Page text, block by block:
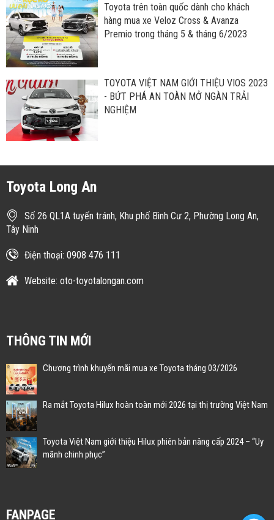
Toyota trên toàn quốc dành cho khách
hàng mua xe Veloz Cross & Avanza
Premio trong tháng 5 & tháng 6/2023
TOYOTA VIỆT NAM GIỚI THIỆU VIOS 2023
- BỨT PHÁ AN TOÀN MỞ NGÀN TRẢI
NGHIỆM
Toyota Long An
Số 26 QL1A tuyến tránh, Khu phố Bình Cư 2, Phường Long An,
Tây Ninh
Điện thoại: 0908 476 111
Website: oto-toyotalongan.com
THÔNG TIN MỚI
Chương trình khuyến mãi mua xe Toyota tháng 03/2026
Ra mắt Toyota Hilux hoàn toàn mới 2026 tại thị trường Việt Nam
Toyota Việt Nam giới thiệu Hilux phiên bản nâng cấp 2024 – “Uy
mãnh chinh phục”
FANPAGE